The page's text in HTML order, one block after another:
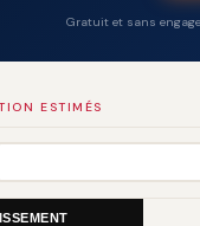
Gratuit et sans
ESTIMÉS